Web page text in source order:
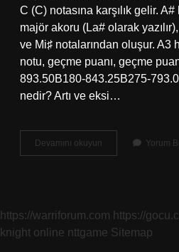
C (C) notasına karşılık gelir.
majör akoru (La# olarak
ve Mi♯ notalarından oluşur. A3
notu, geçme puanı, geçme
893.50B180-843.25B275-
nedir? Artı ve eksi…
Devamını okuyun
Harfi
Yorum
https://warriforum.com https://
knight online nttgame Sitemap